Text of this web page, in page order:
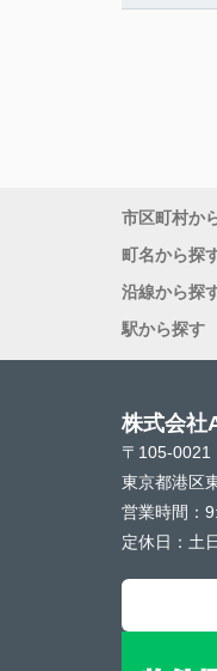
市区町村か
町名から探
沿線から探
駅から探す
株式会社
〒105-0021
東京都港区
営業時間：
定休日： 土